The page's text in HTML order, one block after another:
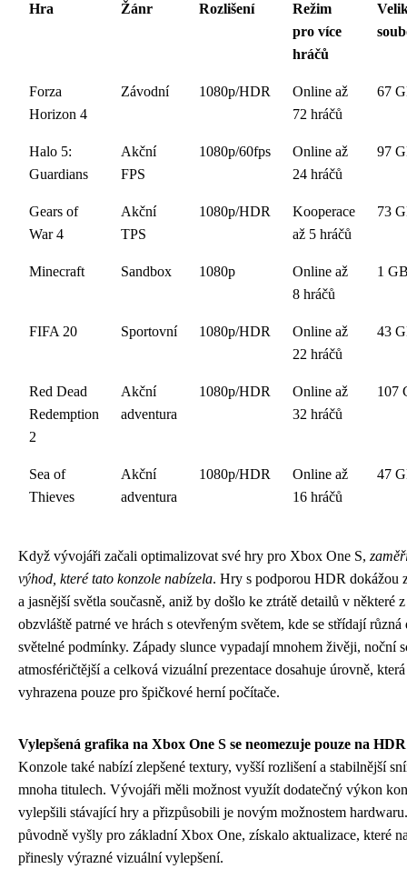
Hra Žánr Rozlišení
Režim
pro více
hráčů
Forza
Horizon 4
Závodní 1080p/HDR
Online až
72 hráčů
67
Halo 5:
Guardians
Akční
FPS
1080p/60fps
Online až
24 hráčů
97
Gears of
War 4
Akční
TPS
1080p/HDR
Kooperace
až 5 hráčů
73
Minecraft Sandbox 1080p
Online až
8 hráčů
1
FIFA 20 Sportovní 1080p/HDR
Online až
22 hráčů
43
Red Dead
Redemption
2
Akční
adventura
1080p/HDR
Online až
32 hráčů
107
Sea of
Thieves
Akční
adventura
1080p/HDR
Online až
16 hráčů
47
Když vývojáři začali optimalizovat své hry pro Xbox One S,
výhod, které tato konzole nabízela. Hry s podporou HDR dokážou
a jasnější světla současně, aniž by došlo ke ztrátě detailů v některé
obzvláště patrné ve hrách s otevřeným světem, kde se střídají
světelné podmínky. Západy slunce vypadají mnohem živěji, noční
atmosféričtější a celková vizuální prezentace dosahuje úrovně,
vyhrazena pouze pro špičkové herní počítače.
Vylepšená grafika na Xbox One S se neomezuje pouze na
Konzole také nabízí zlepšené textury, vyšší rozlišení a stabilnější
mnoha titulech. Vývojáři měli možnost využít dodatečný výkon
vylepšili stávající hry a přizpůsobili je novým možnostem
původně vyšly pro základní Xbox One, získalo aktualizace, které
přinesly výrazné vizuální vylepšení.